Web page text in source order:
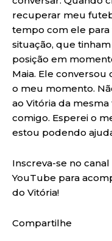
recuperar meu
tempo com ele para
situação, que
posição em
Maia. Ele
o meu momento.
ao Vitória da
comigo. Esperei o
estou podendo
Inscreva-se no canal
YouTube para
do Vitória!
Compartilhe